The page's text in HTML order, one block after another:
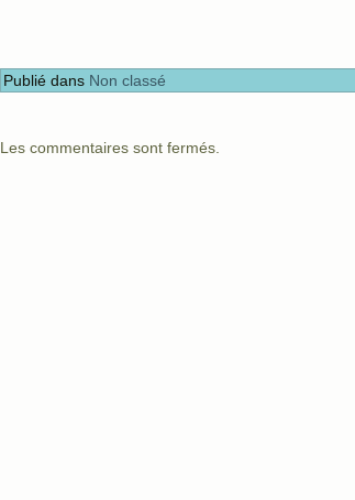
Publié dans Non classé
Les commentaires sont fermés.